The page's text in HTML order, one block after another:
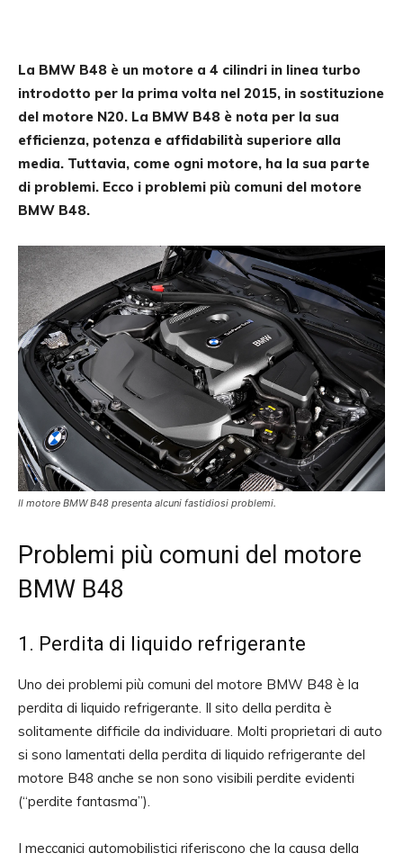
La BMW B48 è un motore a 4 cilindri in linea turbo
introdotto per la prima volta nel 2015, in sostituzione
del motore N20. La BMW B48 è nota per la sua
efficienza, potenza e affidabilità superiore alla
media. Tuttavia, come ogni motore, ha la sua parte
di problemi. Ecco i problemi più comuni del motore
BMW B48.
Il motore BMW B48 presenta alcuni fastidiosi problemi.
Problemi più comuni del motore
BMW B48
1. Perdita di liquido refrigerante
Uno dei problemi più comuni del motore BMW B48 è la
perdita di liquido refrigerante. Il sito della perdita è
solitamente difficile da individuare. Molti proprietari di auto
si sono lamentati della perdita di liquido refrigerante del
motore B48 anche se non sono visibili perdite evidenti
(“perdite fantasma”).
I meccanici automobilistici riferiscono che la causa della